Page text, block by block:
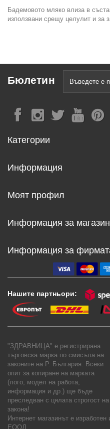
Бадемовото мляко влиза в
използвани срещу целулит и за
Бюлетин
Категории
Информация
Моят профил
Информация за
Информация за
Нашите партньори:
"ЗДРАВНИЦА" е регистрирана
търговска марка по смисъла на
законите на Р. България. Всеки
опит за копиране на марката
(лого, модел на работа,
информация и др.) ще бъде
преследван с цялата строгост на
закона!
Интернет магазинът е изработен
ЕООД